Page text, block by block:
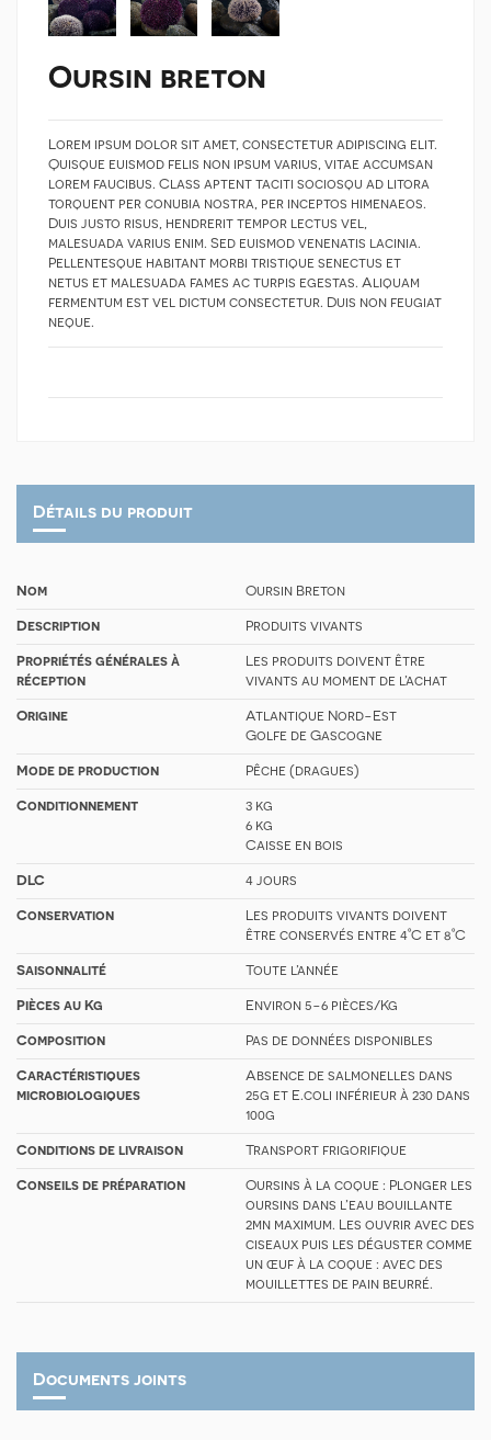
Oursin breton
Lorem ipsum dolor sit amet, consectetur adipiscing elit.
Quisque euismod felis non ipsum varius, vitae accumsan
lorem faucibus. Class aptent taciti sociosqu ad litora
torquent per conubia nostra, per inceptos himenaeos.
Duis justo risus, hendrerit tempor lectus vel,
malesuada varius enim. Sed euismod venenatis lacinia.
Pellentesque habitant morbi tristique senectus et
netus et malesuada fames ac turpis egestas. Aliquam
fermentum est vel dictum consectetur. Duis non feugiat
neque.
Détails du produit
Nom Oursin Breton
Description Produits vivants
Propriétés générales à
réception
Les produits doivent être
vivants au moment de l’achat
Origine
Atlantique Nord-Est
Golfe de Gascogne
Mode de production Pêche (dragues)
Conditionnement
3 kg
6 kg
Caisse en bois
DLC 4 jours
Conservation
Les produits vivants doivent
être conservés entre 4°C et 8°C
Saisonnalité Toute l’année
Pièces au Kg Environ 5-6 pièces/Kg
Composition Pas de données disponibles
Caractéristiques
microbiologiques
Absence de salmonelles dans
25g et E.coli inférieur à 230 dans
100g
Conditions de livraison Transport frigorifique
Conseils de préparation
Oursins à la coque : Plonger les
oursins dans l’eau bouillante
2mn maximum. Les ouvrir avec des
ciseaux puis les déguster comme
un œuf à la coque : avec des
mouillettes de pain beurré.
Documents joints